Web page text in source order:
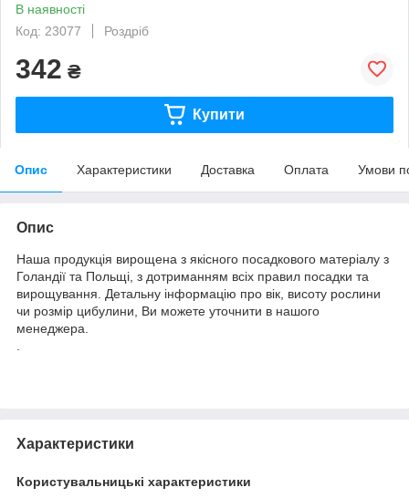
В наявності
Код: 23077
Роздріб
342 ₴
Купити
Опис Характеристики Доставка Оплата Умови
Опис
Наша продукція вирощена з якісного посадкового матеріалу з
Голандії та Польщі, з дотриманням всіх правил посадки та
вирощування. Детальну інформацію про вік, висоту рослини
чи розмір цибулини, Ви можете уточнити в нашого
менеджера.
Характеристики
Користувальницькі характеристики